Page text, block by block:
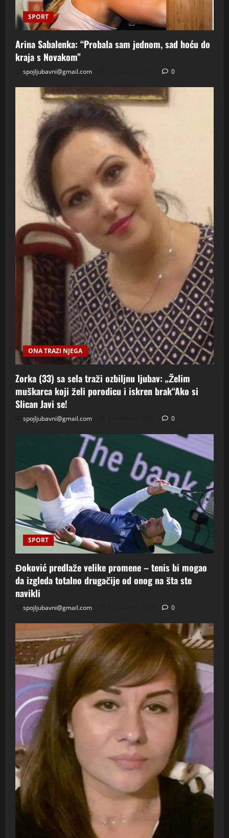
SPORT
Arina Sabalenka: “Probala sam jednom, sad hoću do
kraja s Novakom”
spojljubavni@gmail.com 0
ONA TRAZI NJEGA
Zorka (33) sa sela traži ozbiljnu ljubav: „Želim
muškarca koji želi porodicu i iskren brak“Ako si
Slican Javi se!
spojljubavni@gmail.com 0
SPORT
Đoković predlaže velike promene – tenis bi mogao
da izgleda totalno drugačije od onog na šta ste
navikli
spojljubavni@gmail.com 0